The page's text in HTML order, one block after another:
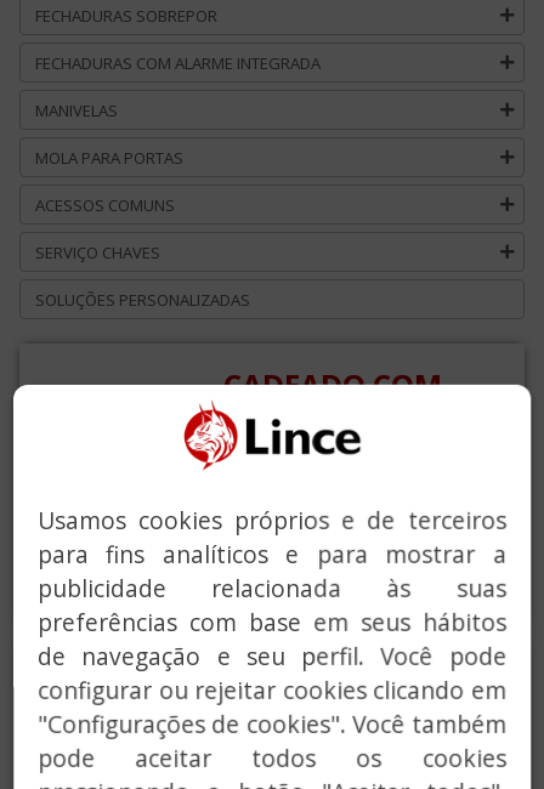
FECHADURAS SOBREPOR
FECHADURAS COM ALARME INTEGRADA
MANIVELAS
MOLA PARA PORTAS
ACESSOS COMUNS
SERVIÇO CHAVES
SOLUÇÕES PERSONALIZADAS
CADEADO COM
COMBINAÇÃO
LATÃO
Aluquetes em latão de
combinação reprogramável
(3 ou 4 seletores).
CADEADO COM
COMBINAÇÃO
ÁLUMINIO CORES
Usamos cookies próprios e de terceiros
para fins analíticos e para mostrar a
publicidade relacionada às suas
preferências com base em seus hábitos
de navegação e seu perfil. Você pode
configurar ou rejeitar cookies clicando em
"Configurações de cookies". Você também
pode aceitar todos os cookies